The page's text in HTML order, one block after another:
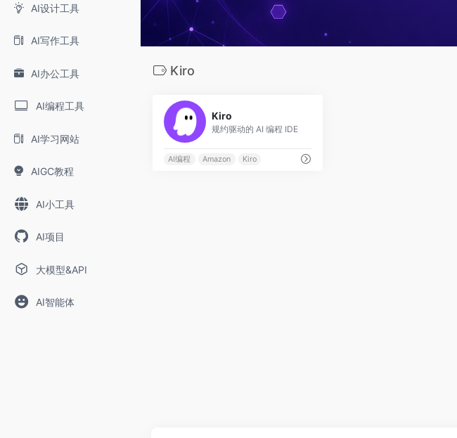
AI设计工具
AI写作工具
AI办公工具
AI编程工具
AI学习网站
AIGC教程
AI小工具
AI项目
大模型&API
AI智能体
Kiro
Kiro
规约驱动的 AI 编程 IDE
AI编程 Amazon Kiro